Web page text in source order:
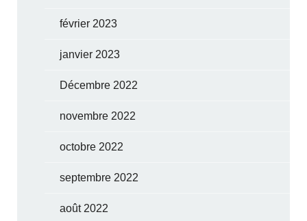
février 2023
janvier 2023
Décembre 2022
novembre 2022
octobre 2022
septembre 2022
août 2022